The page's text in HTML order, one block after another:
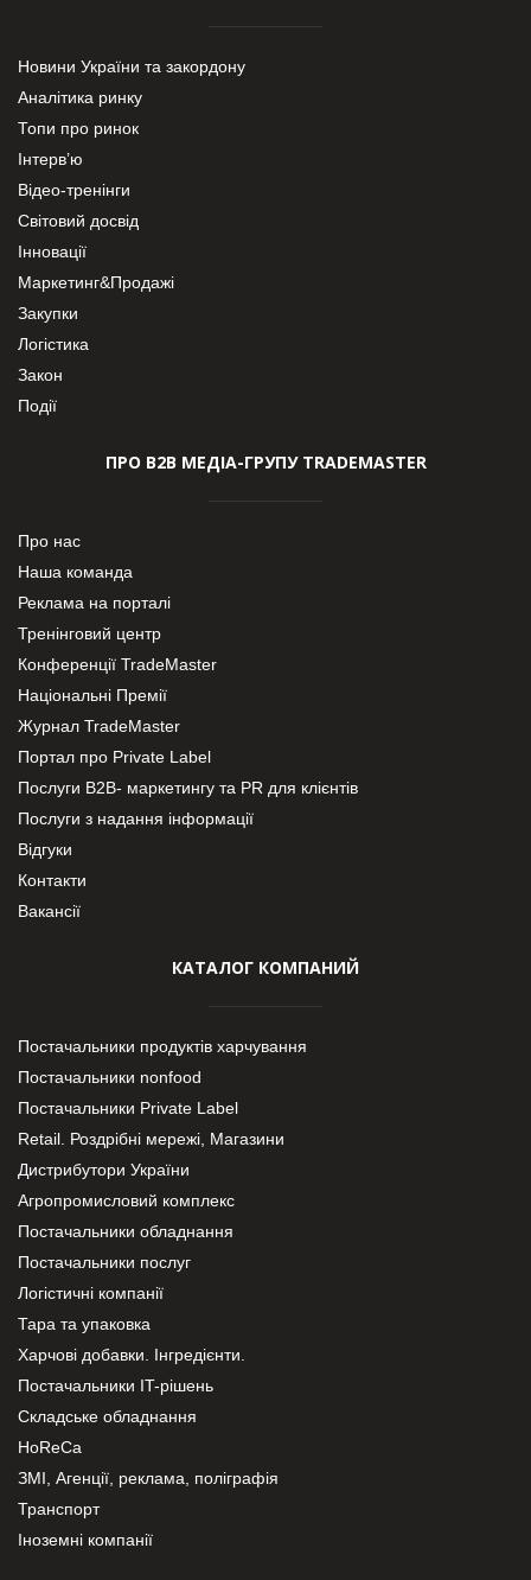
Новини України та закордону
Аналітика ринку
Топи про ринок
Інтерв’ю
Відео-тренінги
Світовий досвід
Інновації
Маркетинг&Продажі
Закупки
Логістика
Закон
Події
ПРО В2В МЕДІА-ГРУПУ TRADEMASTER
Про нас
Наша команда
Реклама на порталі
Тренінговий центр
Конференції TradeMaster
Національні Премії
Журнал TradeMaster
Портал про Private Label
Послуги В2В- маркетингу та PR для клієнтів
Послуги з надання інформації
Відгуки
Контакти
Вакансії
КАТАЛОГ КОМПАНИЙ
Постачальники продуктів харчування
Постачальники nonfood
Постачальники Private Label
Retail. Роздрібні мережі, Магазини
Дистрибутори України
Агропромисловий комплекс
Постачальники обладнання
Постачальники послуг
Логістичні компанії
Тара та упаковка
Харчові добавки. Інгредієнти.
Постачальники IT-рішень
Складське обладнання
HoReCa
ЗМІ, Агенції, реклама, поліграфія
Транспорт
Іноземні компанії